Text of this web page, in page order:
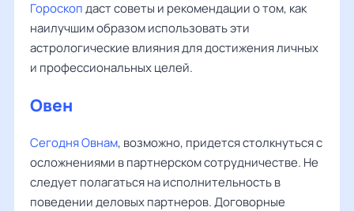
Гороскопдаст советы и рекомендации о том, как
наилучшим образом использовать эти
астрологические влияния для достижения личных
и профессиональных целей.
Овен
Сегодня Овнам, возможно, придется столкнуться с
осложнениями в партнерском сотрудничестве. Не
следует полагаться на исполнительность в
поведении деловых партнеров. Договорные